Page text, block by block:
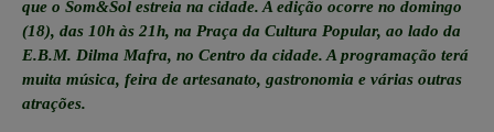
que o Som&Sol estreia na cidade. A edição ocorre no domingo
(18), das 10h às 21h, na Praça da Cultura Popular, ao lado da
E.B.M. Dilma Mafra, no Centro da cidade. A programação terá
muita música, feira de artesanato, gastronomia e várias outras
atrações.